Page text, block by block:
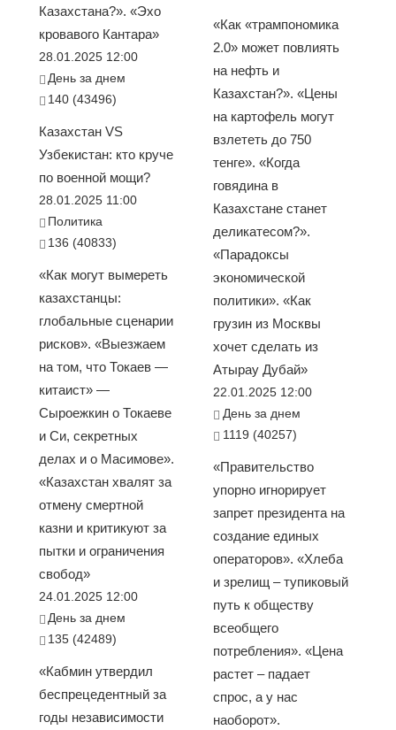
Казахстана?». «Эхо
кровавого Кантара»
28.01.2025 12:00
День за днем
140 (43496)
Казахстан VS
Узбекистан: кто круче
по военной мощи?
28.01.2025 11:00
Политика
136 (40833)
«Как могут вымереть
казахстанцы:
глобальные сценарии
рисков». «Выезжаем
на том, что Токаев —
китаист» —
Сыроежкин о Токаеве
и Си, секретных
делах и о Масимове».
«Казахстан хвалят за
отмену смертной
казни и критикуют за
пытки и ограничения
свобод»
24.01.2025 12:00
День за днем
135 (42489)
«Кабмин утвердил
беспрецедентный за
годы независимости
«Как «трампономика
2.0» может повлиять
на нефть и
Казахстан?». «Цены
на картофель могут
взлететь до 750
тенге». «Когда
говядина в
Казахстане станет
деликатесом?».
«Парадоксы
экономической
политики». «Как
грузин из Москвы
хочет сделать из
Атырау Дубай»
22.01.2025 12:00
День за днем
1119 (40257)
«Правительство
упорно игнорирует
запрет президента на
создание единых
операторов». «Хлеба
и зрелищ – тупиковый
путь к обществу
всеобщего
потребления». «Цена
растет – падает
спрос, а у нас
наоборот».